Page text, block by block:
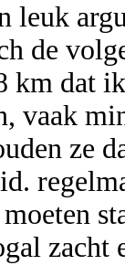
leuk
de
km dat
vaak
ze
zacht